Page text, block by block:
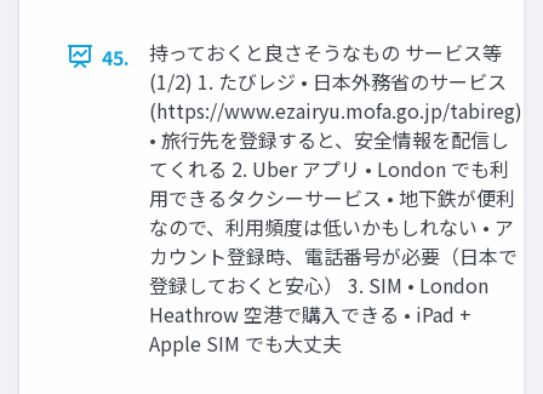
45.
持っておくと良さそうなもの サービス等
(1/2) 1. たびレジ • 日本外務省のサービス
(https://www.ezairyu.mofa.go.jp/tabireg)
• 旅行先を登録すると、安全情報を配信し
てくれる 2. Uber アプリ • London でも利
用できるタクシーサービス • 地下鉄が便利
なので、利用頻度は低いかもしれない • ア
カウント登録時、電話番号が必要（日本で
登録しておくと安心） 3. SIM • London
Heathrow 空港で購入できる • iPad +
Apple SIM でも大丈夫